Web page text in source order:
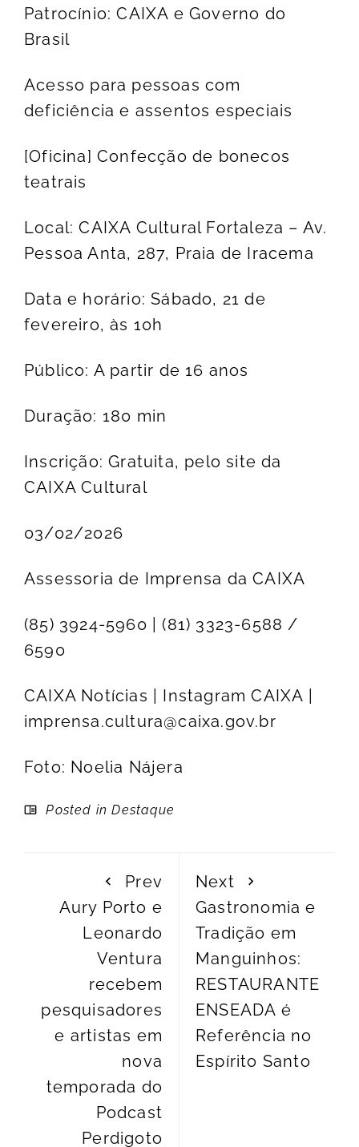
Patrocínio: CAIXA e Governo do
Brasil
Acesso para pessoas com
deficiência e assentos especiais
[Oficina] Confecção de bonecos
teatrais
Local: CAIXA Cultural Fortaleza – Av.
Pessoa Anta, 287, Praia de Iracema
Data e horário: Sábado, 21 de
fevereiro, às 10h
Público: A partir de 16 anos
Duração: 180 min
Inscrição: Gratuita, pelo site da
CAIXA Cultural
03/02/2026
Assessoria de Imprensa da CAIXA
(85) 3924-5960 | (81) 3323-6588 /
6590
CAIXA Notícias | Instagram CAIXA |
imprensa.cultura@caixa.gov.br
Foto: Noelia Nájera
Posted inDestaque
Prev
Aury Porto e
Leonardo
Ventura
recebem
pesquisadores
e artistas em
nova
temporada do
Podcast
Perdigoto
Next
Gastronomia e
Tradição em
Manguinhos:
RESTAURANTE
ENSEADA é
Referência no
Espírito Santo